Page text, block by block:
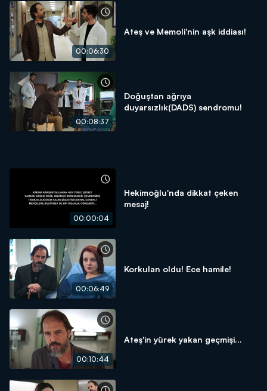
00:06:30
Ateş ve Memoli'nin aşk iddiası!
00:08:37
Doğuştan ağrıya
duyarsızlık(DADS) sendromu!
00:00:04
Hekimoğlu'nda dikkat çeken
mesaj!
00:06:49
Korkulan oldu! Ece hamile!
00:10:44
Ateş'in yürek yakan geçmişi...